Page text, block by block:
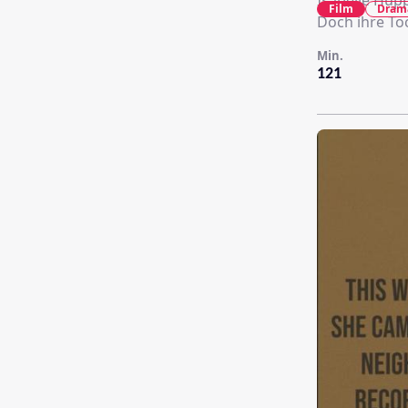
Doch ihre
121
Min.
Film